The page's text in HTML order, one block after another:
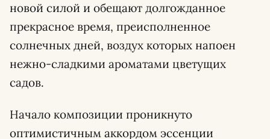
новой силой и обещают долгожданное
прекрасное время, преисполненное
солнечных дней, воздух которых напоен
нежно-сладкими ароматами цветущих
садов.
Начало композиции проникнуто
оптимистичным аккордом эссенции